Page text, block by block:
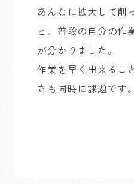
あんなに拡大して削
と、普段の自分の作
が分かりました。
作業を早く出来るこ
さも同時に課題です。